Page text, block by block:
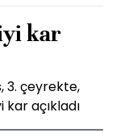
kar
3. çeyrekte,
açıkladı